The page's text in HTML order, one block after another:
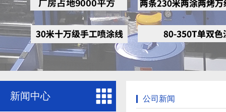
新闻中心 公司新闻